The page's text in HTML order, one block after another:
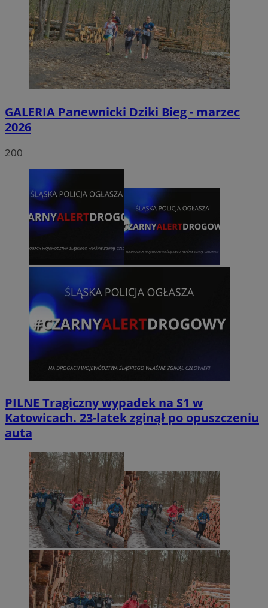
GALERIA Panewnicki Dziki Bieg - marzec
2026
200
PILNE Tragiczny wypadek na S1 w
Katowicach. 23-latek zginął po opuszczeniu
auta